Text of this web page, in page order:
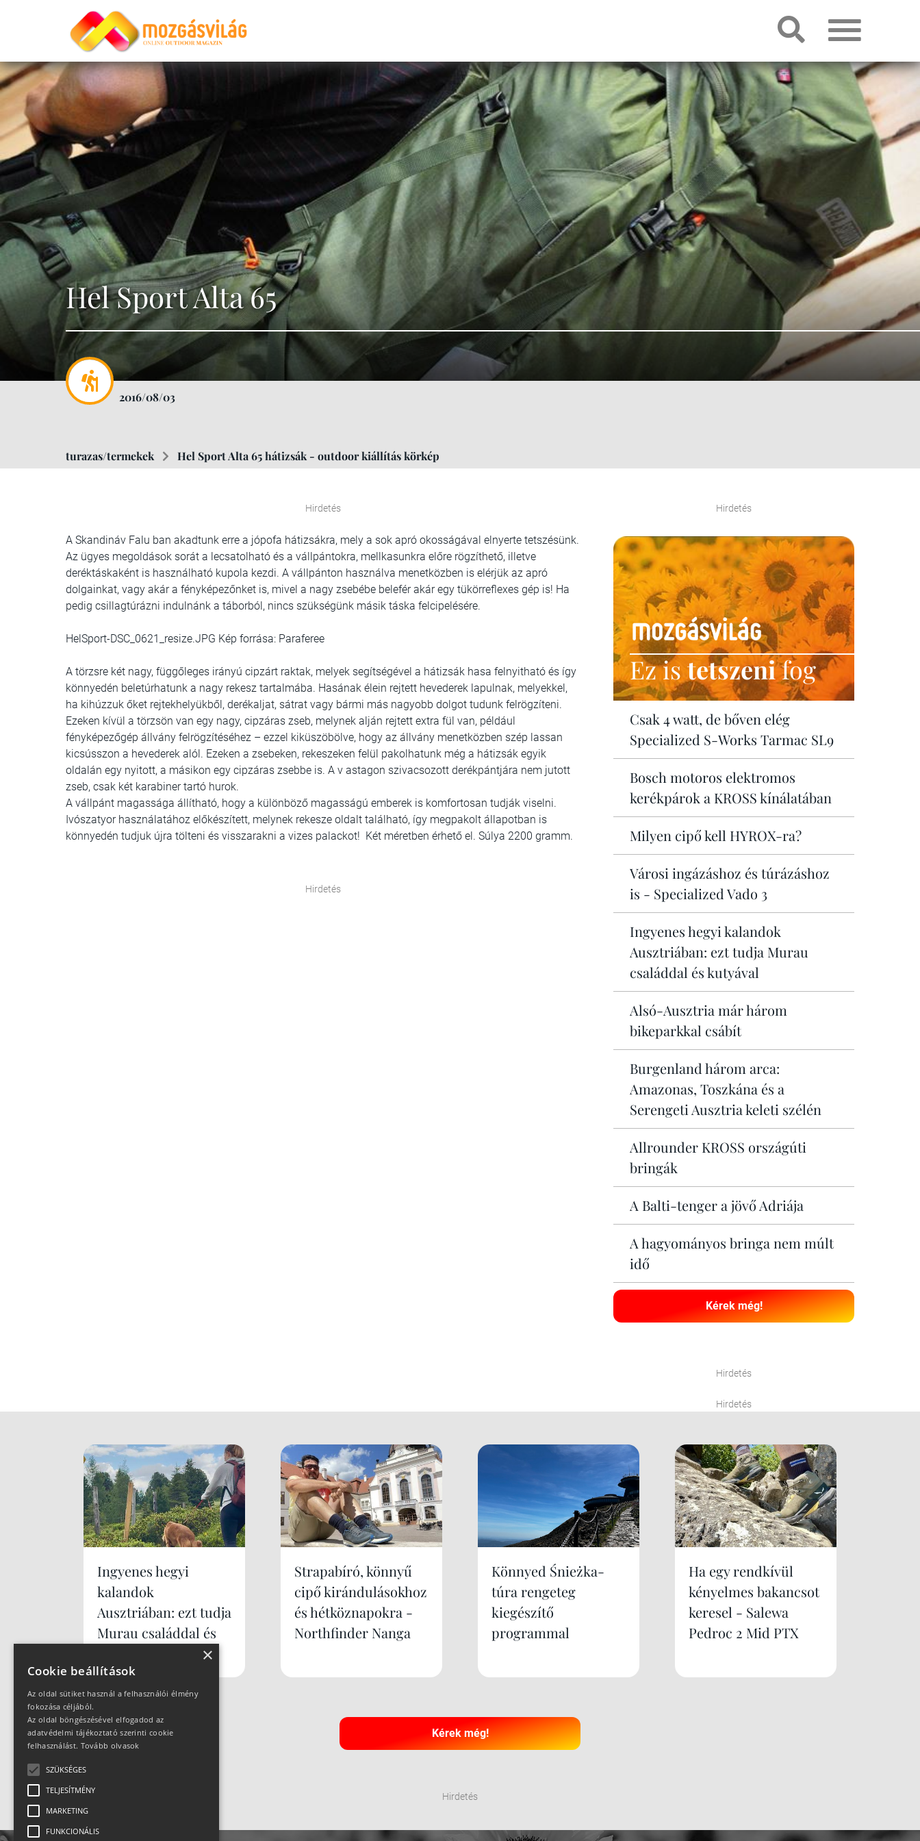
Hel Sport Alta 65
2016/08/03
turazas/termekek Hel Sport Alta 65 hátizsák - outdoor kiállítás körkép
Hirdetés
A Skandináv Falu ban akadtunk erre a jópofa hátizsákra, mely a sok apró okosságával elnyerte tetszésünk.
Az ügyes megoldások sorát a lecsatolható és a vállpántokra, mellkasunkra előre rögzíthető, illetve
deréktáskaként is használható kupola kezdi. A vállpánton használva menetközben is elérjük az apró
dolgainkat, vagy akár a fényképezőnket is, mivel a nagy zsebébe belefér akár egy tükörreflexes gép is! Ha
pedig csillagtúrázni indulnánk a táborból, nincs szükségünk másik táska felcipelésére.
HelSport-DSC_0621_resize.JPG Kép forrása: Paraferee
A törzsre két nagy, függőleges irányú cipzárt raktak, melyek segítségével a hátizsák hasa felnyitható és így
könnyedén beletúrhatunk a nagy rekesz tartalmába. Hasának élein rejtett hevederek lapulnak, melyekkel,
ha kihúzzuk őket rejtekhelyükből, derékaljat, sátrat vagy bármi más nagyobb dolgot tudunk felrögzíteni.
Ezeken kívül a törzsön van egy nagy, cipzáras zseb, melynek alján rejtett extra fül van, például
fényképezőgép állvány felrögzítéséhez – ezzel kiküszöbölve, hogy az állvány menetközben szép lassan
kicsússzon a hevederek alól. Ezeken a zsebeken, rekeszeken felül pakolhatunk még a hátizsák egyik
oldalán egy nyitott, a másikon egy cipzáras zsebbe is. A v astagon szivacsozott derékpántjára nem jutott
zseb, csak két karabiner tartó hurok.
A vállpánt magassága állítható, hogy a különböző magasságú emberek is komfortosan tudják viselni.
Ivószatyor használatához előkészített, melynek rekesze oldalt található, így megpakolt állapotban is
könnyedén tudjuk újra tölteni és visszarakni a vizes palackot! Két méretben érhető el. Súlya 2200 gramm.
Hirdetés
Hirdetés
Ez istetszenifog
Csak 4 watt, de bőven elég
Specialized S-Works Tarmac SL9
Bosch motoros elektromos
kerékpárok a KROSS kínálatában
Milyen cipő kell HYROX-ra?
Városi ingázáshoz és túrázáshoz
is - Specialized Vado 3
Ingyenes hegyi kalandok
Ausztriában: ezt tudja Murau
családdal és kutyával
Alsó-Ausztria már három
bikeparkkal csábít
Burgenland három arca:
Amazonas, Toszkána és a
Serengeti Ausztria keleti szélén
Allrounder KROSS országúti
bringák
A Balti-tenger a jövő Adriája
A hagyományos bringa nem múlt
idő
Kérek még!
Hirdetés
Hirdetés
Ingyenes hegyi
kalandok
Ausztriában: ezt tudja
Murau családdal és
Strapabíró, könnyű
cipő kirándulásokhoz
és hétköznapokra -
Northfinder Nanga
Könnyed Śnieżka-
túra rengeteg
kiegészítő
programmal
Ha egy rendkívül
kényelmes bakancsot
keresel - Salewa
Pedroc 2 Mid PTX
Kérek még!
Hirdetés
×
Cookie beállítások
Az oldal sütiket használ a felhasználói élmény
fokozása céljából.
Az oldal böngészésével elfogadod az
adatvédelmi tájékoztató szerinti cookie
felhasználást. Tovább olvasok
SZÜKSÉGES
TELJESÍTMÉNY
MARKETING
FUNKCIONÁLIS